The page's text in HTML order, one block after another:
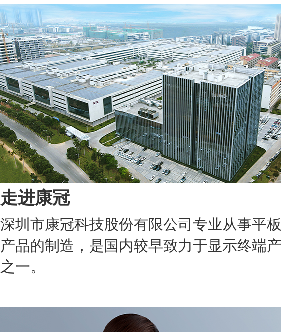
走进康冠
深圳市康冠科技股份有限公司专业从事平
产品的制造，是国内较早致力于显示终端
之一。